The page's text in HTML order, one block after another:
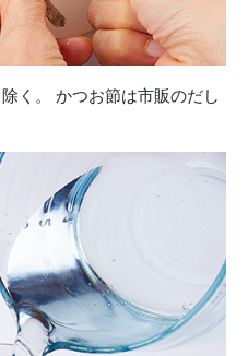
く。 かつお節は市販のだし